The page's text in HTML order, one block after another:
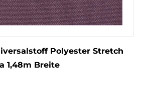
Polyester Stretch
1,48m Breite